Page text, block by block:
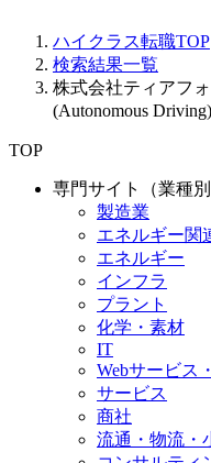
ハイクラス転職TOP
検索結果一覧
株式会社ティアフォ
(Autonomous
TOP
専門サイト（業種別
製造業
エネルギー関
エネルギー
インフラ
プラント
化学・素材
IT
Webサービス
サービス
商社
流通・物流・